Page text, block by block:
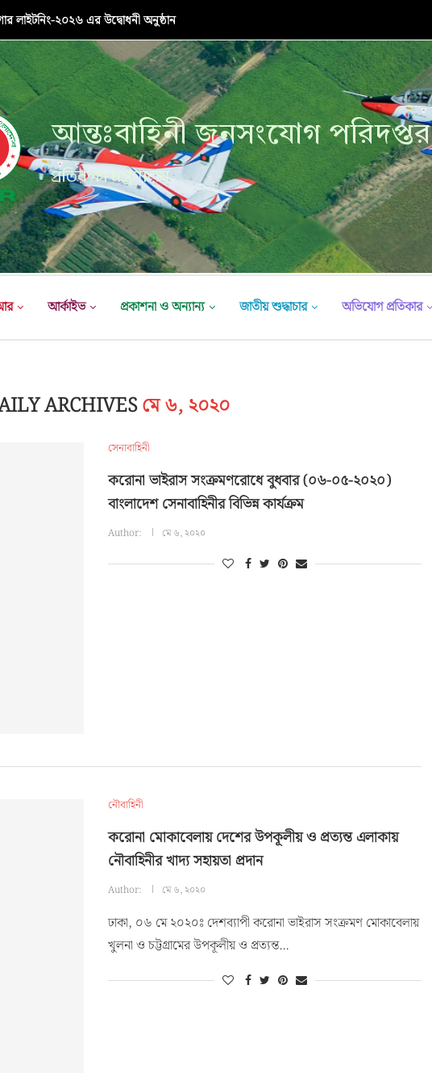
লাইটনিং-২০২৬ এর উদ্বোধনী অনুষ্ঠান
আন্তঃবাহিনী জনসংযোগ পরিদপ্তর
প্রতিরক্ষা মন্ত্রণালয়
আর্কাইভ প্রকাশনা ও অন্যান্য জাতীয় শুদ্ধাচার অভিযোগ প্রতিকার
ARCHIVESমে ৬, ২০২০
সেনাবাহিনী
করোনা ভাইরাস সংক্রমণরোধে বুধবার (০৬-০৫-২০২০)
বাংলাদেশ সেনাবাহিনীর বিভিন্ন কার্যক্রম
Author: মে ৬, ২০২০
নৌবাহিনী
করোনা মোকাবেলায় দেশের উপকূলীয় ও প্রত্যন্ত এলাকায়
নৌবাহিনীর খাদ্য সহায়তা প্রদান
Author: মে ৬, ২০২০
ঢাকা, ০৬ মে ২০২০ঃ দেশব্যাপী করোনা ভাইরাস সংক্রমণ মোকাবেলায়
খুলনা ও চট্টগ্রামের উপকূলীয় ও প্রত্যন্ত…